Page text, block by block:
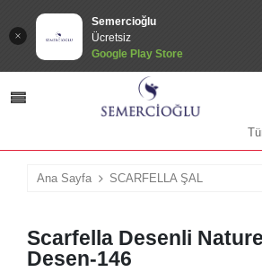
Semercioğlu
Ücretsiz
Google Play Store
Ana Sayfa SCARFELLA ŞAL
Scarfella Desenli
Desen-146